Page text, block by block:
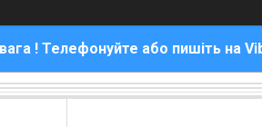
! Телефонуйте або пишіть на